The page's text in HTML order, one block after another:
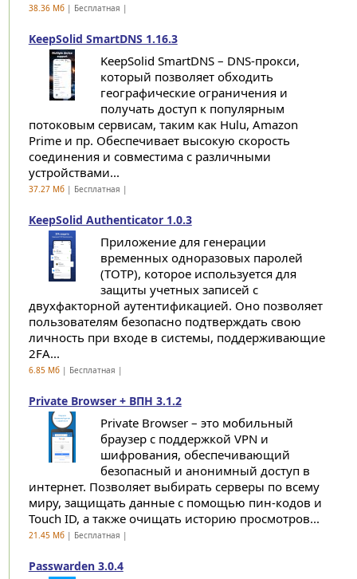
38.36 Мб| Бесплатная |
KeepSolid SmartDNS 1.16.3
KeepSolid SmartDNS – DNS-прокси,
который позволяет обходить
географические ограничения и
получать доступ к популярным
потоковым сервисам, таким как Hulu, Amazon
Prime и пр. Обеспечивает высокую скорость
соединения и совместима с различными
устройствами...
37.27 Мб| Бесплатная |
KeepSolid Authenticator 1.0.3
Приложение для генерации
временных одноразовых паролей
(TOTP), которое используется для
защиты учетных записей с
двухфакторной аутентификацией. Оно позволяет
пользователям безопасно подтверждать свою
личность при входе в системы, поддерживающие
2FA...
6.85 Мб| Бесплатная |
Private Browser + ВПН 3.1.2
Private Browser – это мобильный
браузер с поддержкой VPN и
шифрования, обеспечивающий
безопасный и анонимный доступ в
интернет. Позволяет выбирать серверы по всему
миру, защищать данные с помощью пин-кодов и
Touch ID, а также очищать историю просмотров...
21.45 Мб| Бесплатная |
Passwarden 3.0.4